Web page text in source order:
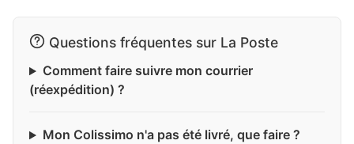
Questions fréquentes sur La Poste
Comment faire suivre mon courrier
(réexpédition) ?
Mon Colissimo n'a pas été livré, que faire ?